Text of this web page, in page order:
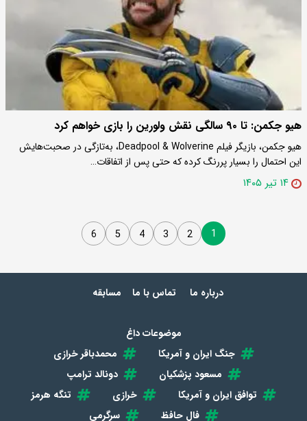
هیو جکمن: تا ۹۰ سالگی نقش ولورین را بازی خواهم کرد
هیو جکمن، بازیگر فیلم Deadpool & Wolverine، به‌تازگی در صحبت‌هایش
این احتمال را بسیار پررنگ کرده که حتی پس از اتفاقات…
۱۴ تیر ۱۴۰۵
1
2
3
4
5
6
درباره ما تماس با ما مسابقه
موضوعات داغ
جنگ ایران و آمریکا
محمدباقر خرازی
مسعود پزشکیان
دونالد ترامپ
توافق ایران و آمریکا
خرازی
تنگه هرمز
فال حافظ
سرگرمی